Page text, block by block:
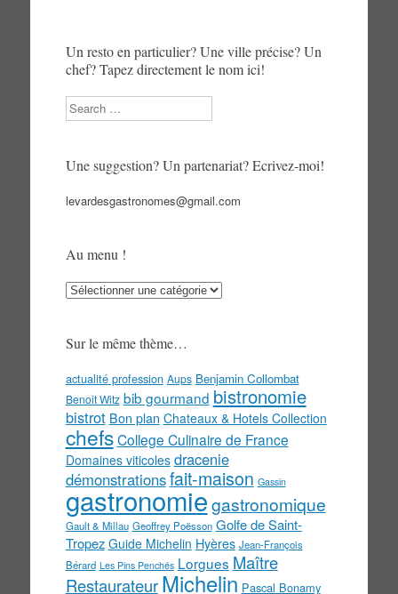
Un resto en particulier? Une ville précise? Un
chef? Tapez directement le nom ici!
Search
Une suggestion? Un partenariat? Ecrivez-moi!
levardesgastronomes@gmail.com
Au menu !
Au
Sur le même thème…
actualité profession Aups Benjamin Collombat
Benoit Witz bib gourmand bistronomie
bistrot Bon plan Chateaux & Hotels Collection
chefs College Culinaire de France
Domaines viticoles dracenie
démonstrationsfait-maison Gassin
gastronomiegastronomique
Gault & Millau Geoffrey Poësson Golfe de Saint-
Tropez Guide Michelin Hyères Jean-François
Bérard Les Pins Penchés Lorgues Maître
Restaurateur Michelin Pascal Bonamy